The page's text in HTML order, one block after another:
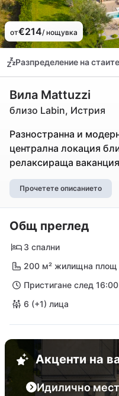
от€214/ нощувка
Разпределение на стаите
Вила Mattuzzi
близо Labin, Истрия
Разностранна и
централна локация
релаксираща
Прочетете описанието
Общ преглед
3 спални
200 м² жилищна площ
Пристигане след 16:00
6 (+1) лица
Акценти на
Идилично